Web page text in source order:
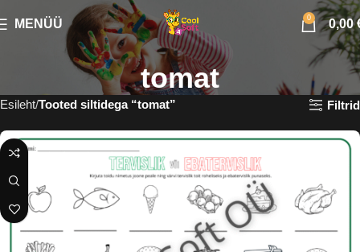
MENÜÜ 0 0,00
tomat
Esileht Tooted siltidega “tomat” Filtrid